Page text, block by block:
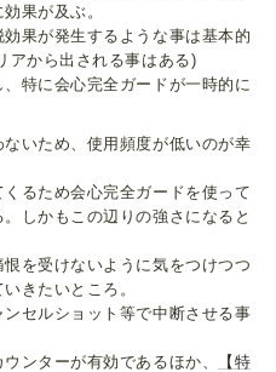
果が及ぶ。
果が発生するような事は基本的
アから出される事はある)
特に会心完全ガードが一時的に
いため、使用頻度が低いのが幸
るため会心完全ガードを使って
しかもこの辺りの強さになると
を受けないように気をつけつつ
きたいところ。
セルショット等で中断させる事
ンターが有効であるほか、
【特